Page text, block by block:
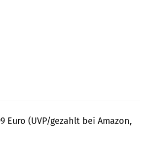
Euro (UVP/gezahlt bei Amazon,